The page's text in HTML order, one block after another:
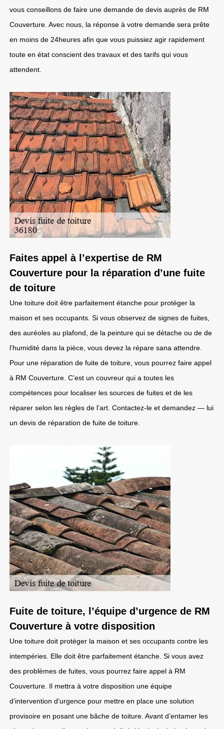
vous conseillons de faire une demande de devis auprès de RM
Couverture. Avec nous, la réponse à votre demande sera prête
en moins de 24heures afin que vous puissiez agir rapidement
toute en état conscient des travaux et des tarifs qui vous
attendent.
Faites appel à l’expertise de RM
Couverture pour la réparation d’une fuite
de toiture
Une toiture doit être parfaitement étanche pour protéger la
maison et ses occupants. Si vous observez de signes de fuites,
des auréoles au plafond, de la peinture qui se détache ou de de
l’humidité dans la pièce, vous devez la répare sana attendre.
Pour une réparation de fuite de toiture, vous pourrez faire appel
à RM Couverture. C’est un couvreur qui a toutes les
compétences pour localiser les sources de fuites et de les
réparer selon les règles de l’art. Contactez-le et demandez — lui
un devis de réparation de fuite de toiture.
Fuite de toiture, l’équipe d’urgence de RM
Couverture à votre disposition
Une toiture doit protéger la maison et ses occupants contre les
intempéries. Elle doit être parfaitement étanche. Si vous avez
des problèmes de fuites, vous pourrez faire appel à RM
Couverture. Il mettra à votre disposition une équipe
d’intervention d’urgence pour mettre en place une solution
provisoire en posant une bâche de toiture. Avant d’entamer les